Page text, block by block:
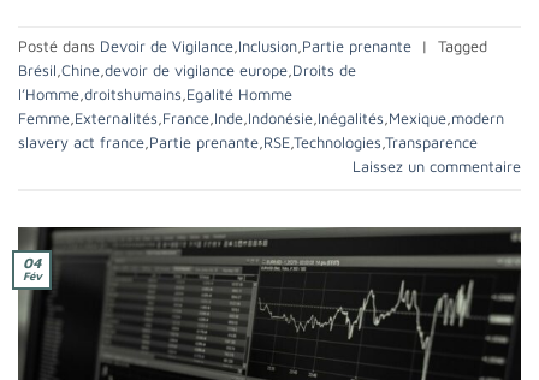
Posté dans Devoir de Vigilance,Inclusion,Partie prenante |
Tagged
Brésil,Chine,devoir de vigilance europe,Droits de
l’Homme,droitshumains,Egalité Homme
Femme,Externalités,France,Inde,Indonésie,Inégalités,Mexique,modern
slavery act france,Partie prenante,RSE,Technologies,Transparence
Laissez un commentaire
04
Fév